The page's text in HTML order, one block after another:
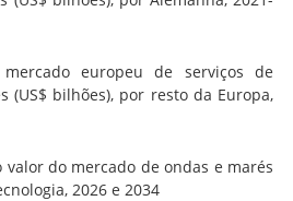
europeu de serviços de
(US$ bilhões), por resto da Europa,
valor do mercado de ondas e marés
2026 e 2034